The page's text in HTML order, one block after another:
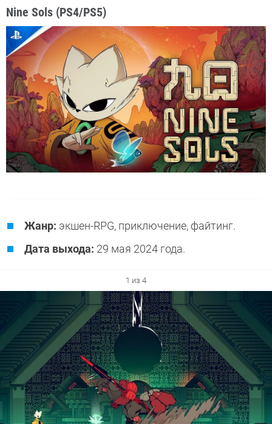
Nine Sols (PS4/PS5)
Жанр: экшен-RPG, приключение, файтинг.
Дата выхода: 29 мая 2024 года.
1 из 4